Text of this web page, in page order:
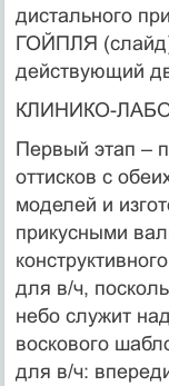
дистального
ГОЙПЛЯ
действующий
КЛИНИКО-
Первый этап –
оттисков с
моделей и
прикусными
для в/ч,
небо служит
воскового
для в/ч: